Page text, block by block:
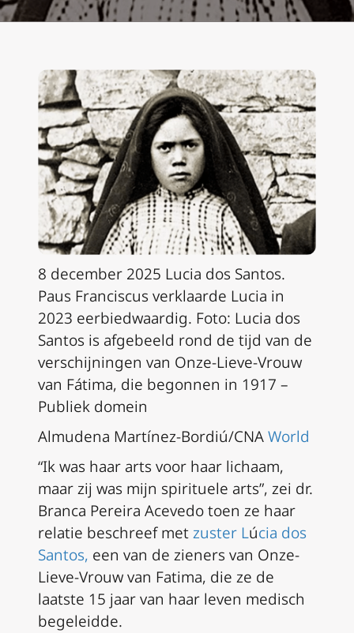
8 december 2025 Lucia dos Santos.
Paus Franciscus verklaarde Lucia in
2023 eerbiedwaardig. Foto: Lucia dos
Santos is afgebeeld rond de tijd van de
verschijningen van Onze-Lieve-Vrouw
van Fátima, die begonnen in 1917 –
Publiek domein
Almudena Martínez-Bordiú/CNAWorld
“Ik was haar arts voor haar lichaam,
maar zij was mijn spirituele arts”, zei dr.
Branca Pereira Acevedo toen ze haar
relatie beschreef metzuster Lúcia dos
Santos, een van de zieners van Onze-
Lieve-Vrouw van Fatima, die ze de
laatste 15 jaar van haar leven medisch
begeleidde.